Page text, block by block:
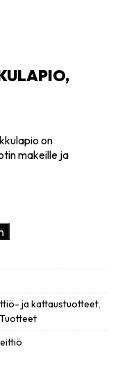
on
makeille ja
ja kattaustuotteet,
Tuotteet